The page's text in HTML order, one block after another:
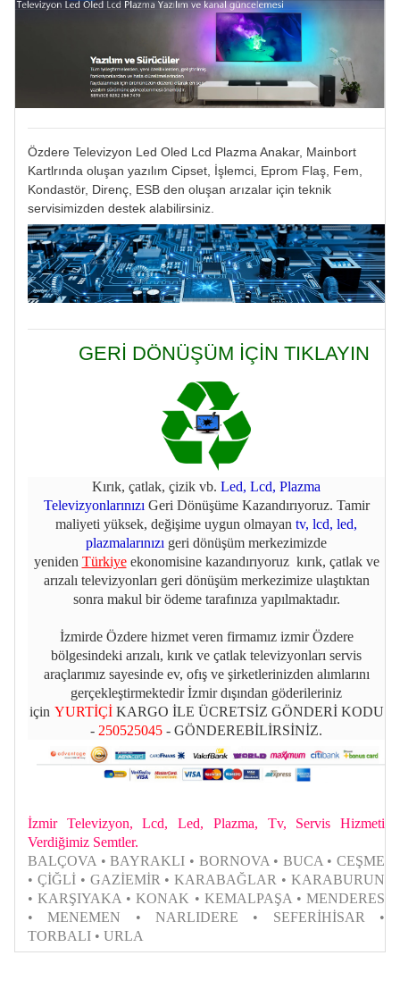
Özdere Televizyon Led Oled Lcd Plazma Anakar, Mainbort
Kartlrında oluşan yazılım Cipset, İşlemci, Eprom Flaş, Fem,
Kondastör, Direnç, ESB den oluşan arızalar için teknik
servisimizden destek alabilirsiniz.
GERİ DÖNÜŞÜM İÇİN TIKLAYIN
Kırık, çatlak, çizik vb. Led, Lcd, Plazma
Televizyonlarınızı Geri Dönüşüme Kazandırıyoruz. Tamir
maliyeti yüksek, değişime uygun olmayan tv, lcd, led,
plazmalarınızı geri dönüşüm merkezimizde
yeniden Türkiyeekonomisine kazandırıyoruz kırık, çatlak ve
arızalı televizyonları geri dönüşüm merkezimize ulaştıktan
sonra makul bir ödeme tarafınıza yapılmaktadır.
İzmirde Özdere hizmet veren firmamız izmir Özdere
bölgesindeki arızalı, kırık ve çatlak televizyonları servis
araçlarımız sayesinde ev, ofış ve şirketlerinizden alımlarını
gerçekleştirmektedir İzmir dışından göderileriniz
için YURTİÇİ KARGO İLE ÜCRETSİZ GÖNDERİ KODU
- 250525045 - GÖNDEREBİLİRSİNİZ.
İzmir Televizyon, Lcd, Led, Plazma, Tv, Servis Hizmeti
Verdiğimiz Semtler.
BALÇOVA • BAYRAKLI • BORNOVA • BUCA • CEŞME
• ÇİĞLİ • GAZİEMİR • KARABAĞLAR • KARABURUN
• KARŞIYAKA • KONAK • KEMALPAŞA • MENDERES
• MENEMEN • NARLIDERE • SEFERİHİSAR •
TORBALI • URLA